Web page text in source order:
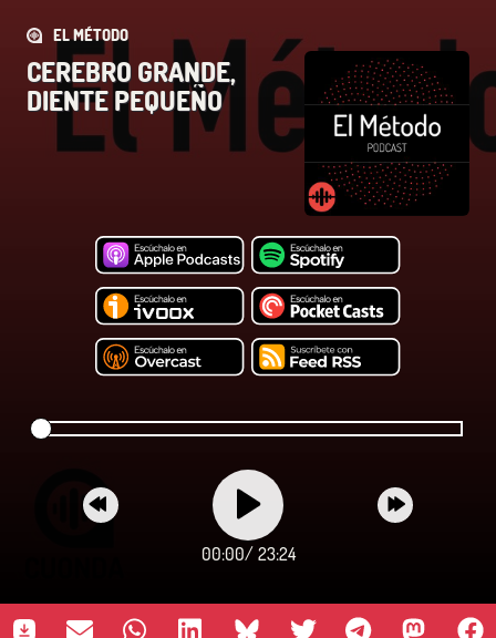
EL MÉTODO
CEREBRO GRANDE,
DIENTE PEQUEÑO
00:00/ 23:24